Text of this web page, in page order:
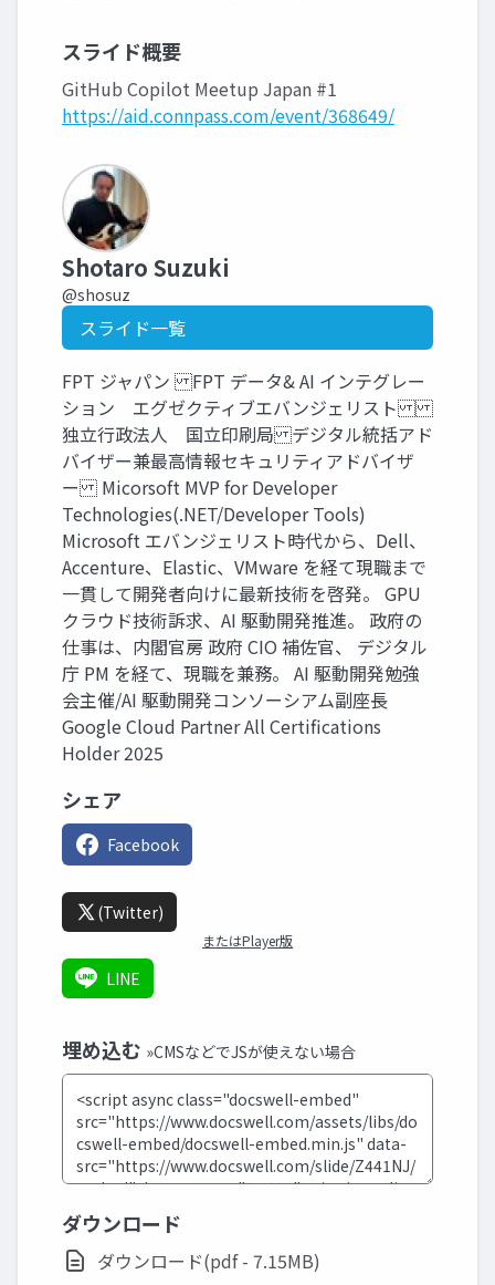
スライド概要
GitHub Copilot Meetup Japan #1
https://aid.connpass.com/event/368649/
Shotaro Suzuki
@shosuz
スライド一覧
FPT ジャパン FPT データ& AI インテグレー
ション エグゼクティブエバンジェリスト
独立行政法人 国立印刷局 デジタル統括アド
バイザー兼最高情報セキュリティアドバイザ
ー Micorsoft MVP for Developer
Technologies(.NET/Developer Tools)
Microsoft エバンジェリスト時代から、Dell、
Accenture、Elastic、VMware を経て現職まで
一貫して開発者向けに最新技術を啓発。 GPU
クラウド技術訴求、AI 駆動開発推進。 政府の
仕事は、内閣官房 政府 CIO 補佐官、 デジタル
庁 PM を経て、現職を兼務。 AI 駆動開発勉強
会主催/AI 駆動開発コンソーシアム副座長
Google Cloud Partner All Certifications
Holder 2025
シェア
Facebook
(Twitter)
またはPlayer版
LINE
埋め込む »CMSなどでJSが使えない場合
ダウンロード
ダウンロード(pdf - 7.15MB)